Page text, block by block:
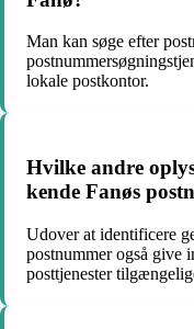
Man kan søge efter
lokale postkontor.
Hvilke andre
kende Fanøs
Udover at identificere
postnummer også give
posttjenester